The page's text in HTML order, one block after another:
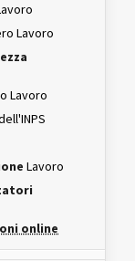
Lavoro
Lavoro
Lavoro
online